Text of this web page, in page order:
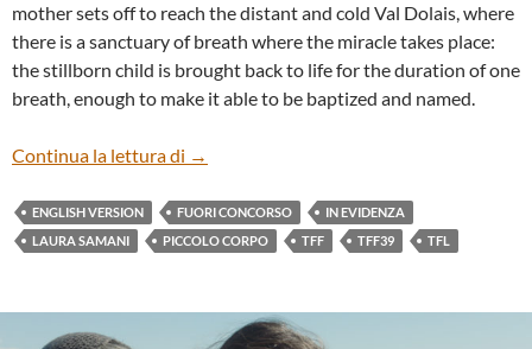
mother sets off to reach the distant and cold Val Dolais, where
there is a sanctuary of breath where the miracle takes place:
the stillborn child is brought back to life for the duration of one
breath, enough to make it able to be baptized and named.
Continua la lettura di “PICCOLO CORPO” BY LAURA SAMANI
→
ENGLISH VERSION FUORI CONCORSO
IN EVIDENZA
LAURA SAMANI
PICCOLO CORPO TFF TFF39 TFL